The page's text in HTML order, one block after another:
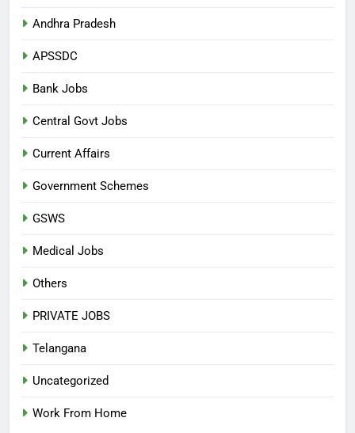
Andhra Pradesh
APSSDC
Bank Jobs
Central Govt Jobs
Current Affairs
Government Schemes
GSWS
Medical Jobs
Others
PRIVATE JOBS
Telangana
Uncategorized
Work From Home